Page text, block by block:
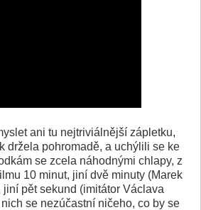
ani tu nejtriviálnější zápletku,
držela pohromadě, a uchýlili se ke
se zcela náhodnými chlapy, z
10 minut, jiní dvě minuty (Marek
pět sekund (imitátor Václava
se nezúčastní ničeho, co by se